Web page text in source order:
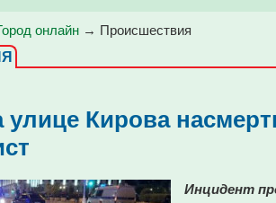
онлайн → Проиcшествия
улице Кирова
Инцидент